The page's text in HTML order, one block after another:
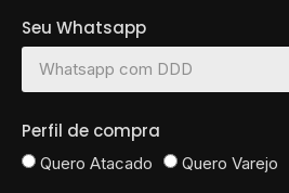
Seu Whatsapp
Perfil de compra
Quero Atacado Quero Varejo